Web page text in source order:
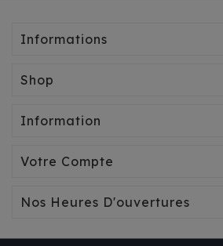
Informations
Shop
Information
Votre Compte
Nos Heures D'ouvertures